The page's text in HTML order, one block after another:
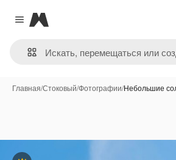
Close menu
Magnific
Главная/Стоковый/Фотографии/Небольшие